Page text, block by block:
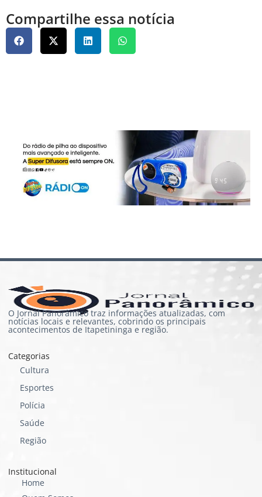
Compartilhe essa notícia
O Jornal Panorâmico traz informações atualizadas, com
notícias locais e relevantes, cobrindo os principais
acontecimentos de Itapetininga e região.
Categorias
Cultura
Esportes
Polícia
Saúde
Região
Institucional
Home